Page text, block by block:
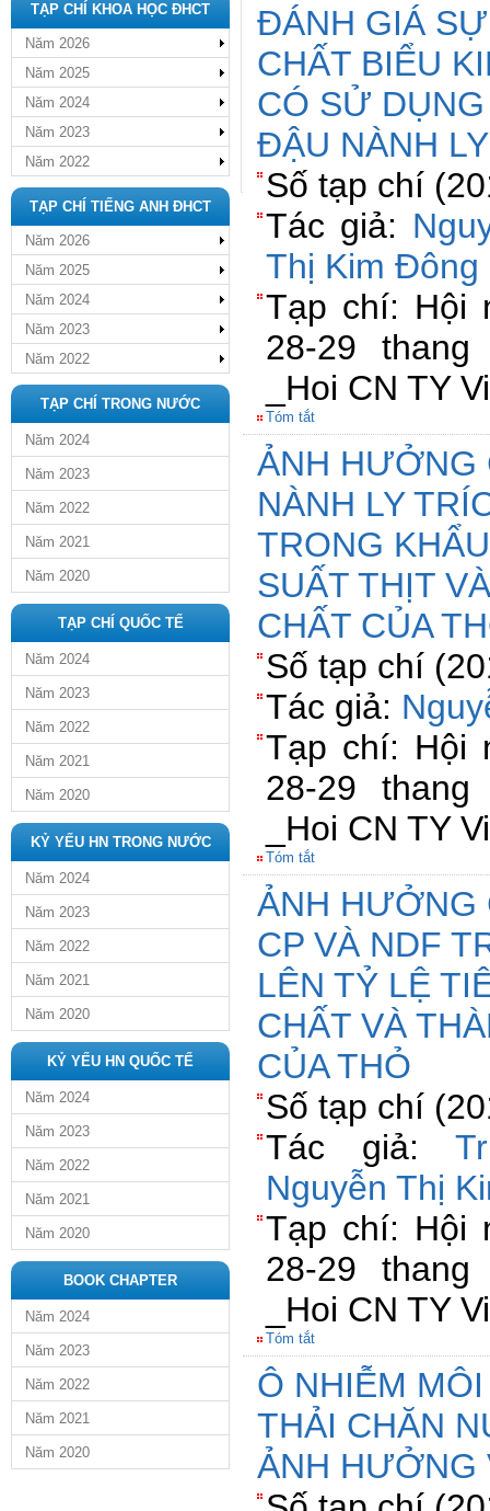
TẠP CHÍ KHOA HỌC ĐHCT
Năm 2026
Năm 2025
Năm 2024
Năm 2023
Năm 2022
TẠP CHÍ TIẾNG ANH ĐHCT
Năm 2026
Năm 2025
Năm 2024
Năm 2023
Năm 2022
TẠP CHÍ TRONG NƯỚC
Năm 2024
Năm 2023
Năm 2022
Năm 2021
Năm 2020
TẠP CHÍ QUỐC TẾ
Năm 2024
Năm 2023
Năm 2022
Năm 2021
Năm 2020
KỶ YẾU HN TRONG NƯỚC
Năm 2024
Năm 2023
Năm 2022
Năm 2021
Năm 2020
KỶ YẾU HN QUỐC TẾ
Năm 2024
Năm 2023
Năm 2022
Năm 2021
Năm 2020
BOOK CHAPTER
Năm 2024
Năm 2023
Năm 2022
Năm 2021
Năm 2020
ĐÁNH GIÁ
CHẤT BIỂU
CÓ SỬ
ĐẬU NÀNH
Số tạp chí
Tác giả:
Thị Kim Đông
Tạp chí: Hội
28-29
_Hoi CN TY
Tóm tắt
ẢNH HƯỞNG
NÀNH LY
TRONG
SUẤT THỊT
CHẤT CỦA
Số tạp chí
Tác giả:
Tạp chí: Hội
28-29
_Hoi CN TY
Tóm tắt
ẢNH HƯỞNG
CP VÀ NDF
LÊN TỶ LỆ
CHẤT VÀ
CỦA THỎ
Số tạp chí
Tác giả:
Nguyễn Thị
Tạp chí: Hội
28-29
_Hoi CN TY
Tóm tắt
Ô NHIỄM
THẢI CHĂN
ẢNH HƯỞNG